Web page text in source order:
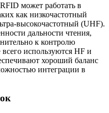
может работать в
как низкочастотный
высокочастотный (UHF).
дальности чтения,
к контролю
используются HF и
хороший баланс
интеграции в